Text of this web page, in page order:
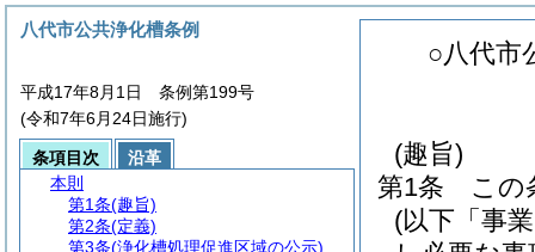
○八代市
(趣旨)
第1条
この
(以下「事
八代市公共浄化槽条例
平成17年8月1日 条例第199号
(令和7年6月24日施行)
条項目次
沿革
本則
第1条(趣旨)
第2条(定義)
第3条(浄化槽処理促進区域の公示)